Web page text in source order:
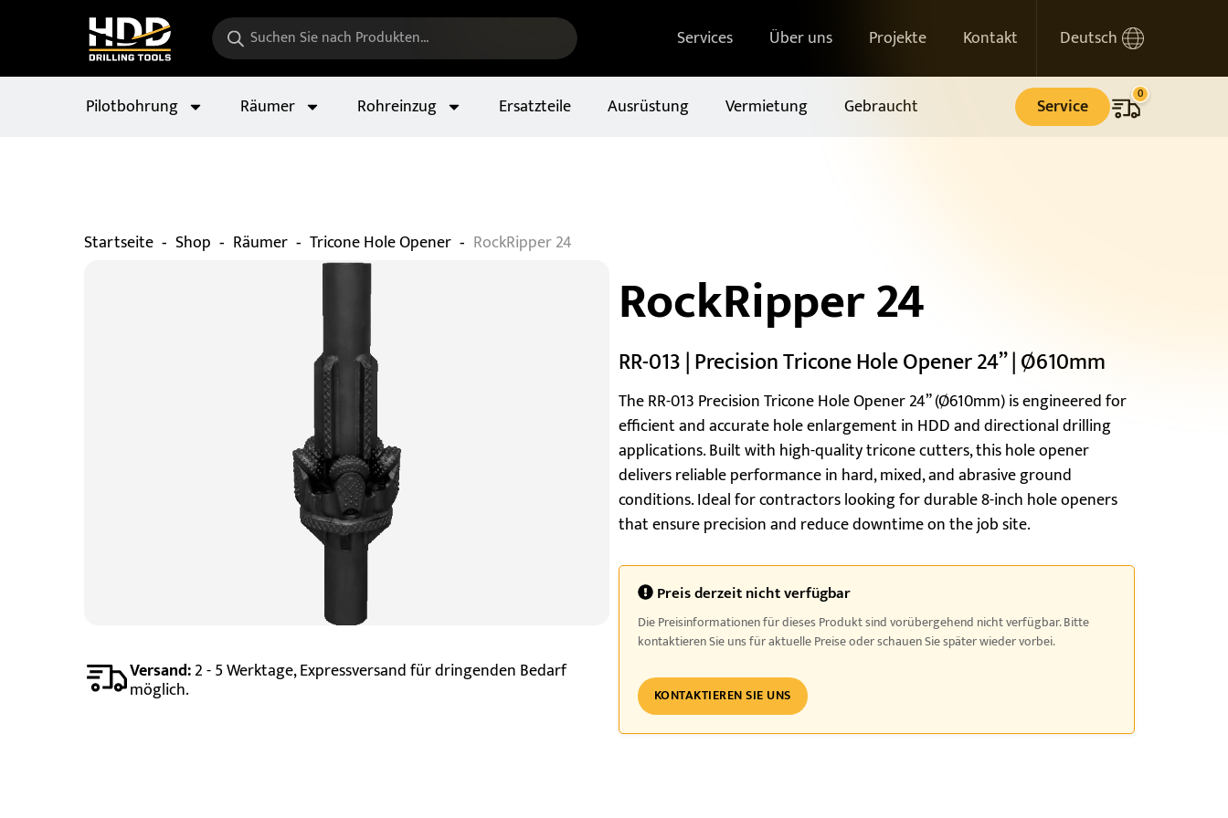
Services Über uns Projekte Kontakt Deutsch
Pilotbohrung Räumer Rohreinzug Ersatzteile Ausrüstung Vermietung Gebraucht Service 0
Startseite - Shop - Räumer - Tricone Hole Opener - RockRipper 24
Versand:2 - 5 Werktage, Expressversand für dringenden Bedarf
möglich.
RockRipper 24
RR-013 | Precision Tricone Hole Opener 24” | Ø610mm
The RR-013 Precision Tricone Hole Opener 24” (Ø610mm) is engineered for
efficient and accurate hole enlargement in HDD and directional drilling
applications. Built with high-quality tricone cutters, this hole opener
delivers reliable performance in hard, mixed, and abrasive ground
conditions. Ideal for contractors looking for durable 8-inch hole openers
that ensure precision and reduce downtime on the job site.
Preis derzeit nicht verfügbar
Die Preisinformationen für dieses Produkt sind vorübergehend nicht verfügbar. Bitte
kontaktieren Sie uns für aktuelle Preise oder schauen Sie später wieder vorbei.
KONTAKTIEREN SIE UNS